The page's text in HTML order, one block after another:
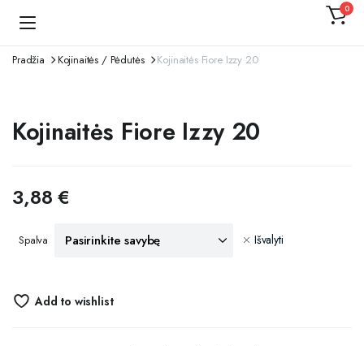
0
Pradžia Kojinaitės / Pėdutės Kojinaitės Fiore Izzy 20
Kojinaitės Fiore Izzy 20
3,88€
Spalva Išvalyti
Add to wishlist